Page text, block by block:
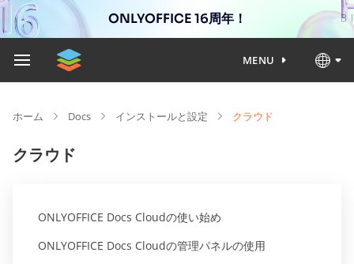
ONLYOFFICE 16周年！
MENU
ホーム Docs インストールと設定 クラウド
クラウド
ONLYOFFICE Docs Cloudの使い始め
ONLYOFFICE Docs Cloudの管理パネルの使用